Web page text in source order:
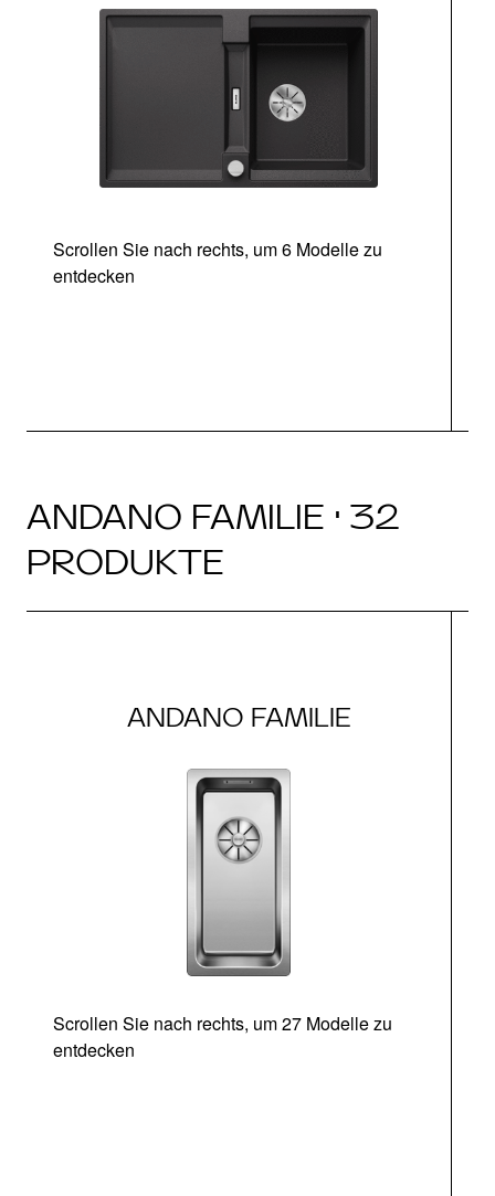
Scrollen Sie nach rechts, um 6 Modelle zu
entdecken
ANDANO FAMILIE · 32
PRODUKTE
ANDANO FAMILIE
Scrollen Sie nach rechts, um 27 Modelle zu
entdecken